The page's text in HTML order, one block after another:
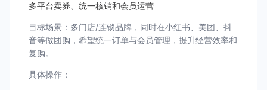
多平台卖券、统一核销和会员运营
目标场景：多门店/连锁品牌，同时在小红书、美团、抖
音等做团购，希望统一订单与会员管理，提升经营效率和
复购。
具体操作：